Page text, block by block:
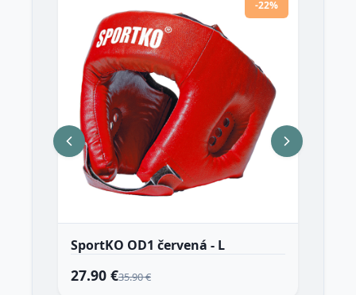
-22%
SportKO OD1 červená - L
27.90 €35.90 €